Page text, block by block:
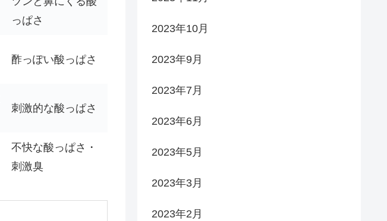
っぱさ
酢っぽい酸っぱさ
刺激的な酸っぱさ
不快な酸っぱさ・
刺激臭
2023年10月
2023年9月
2023年7月
2023年6月
2023年5月
2023年3月
2023年2月